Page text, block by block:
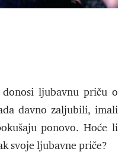
ljubavnu priču o
davno zaljubili, imali
ponovo. Hoće li
svoje ljubavne priče?